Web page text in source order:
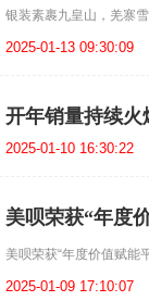
银装素裹九皇山，羌寨
2025-01-13 09:30:09
开年销量持续
2025-01-10 16:30:22
美呗荣获“年度
美呗荣获“年度价值赋能
2025-01-09 17:10:07